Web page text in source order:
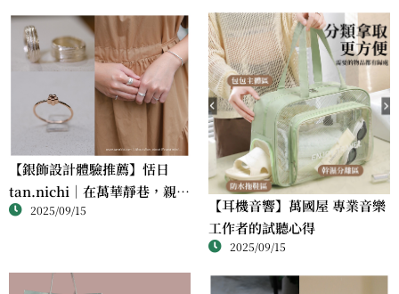
【銀飾設計體驗推薦】恬日
tan.nichi｜在萬華靜巷，親手
完成屬於自己的銀戒
2025/09/15
【耳機音響】萬國屋 專業音樂
工作者的試聽心得
2025/09/15